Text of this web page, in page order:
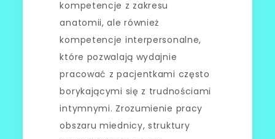
kompetencje z zakresu
anatomii, ale również
kompetencje interpersonalne,
które pozwalają wydajnie
pracować z pacjentkami często
borykającymi się z trudnościami
intymnymi. Zrozumienie pracy
obszaru miednicy, struktury